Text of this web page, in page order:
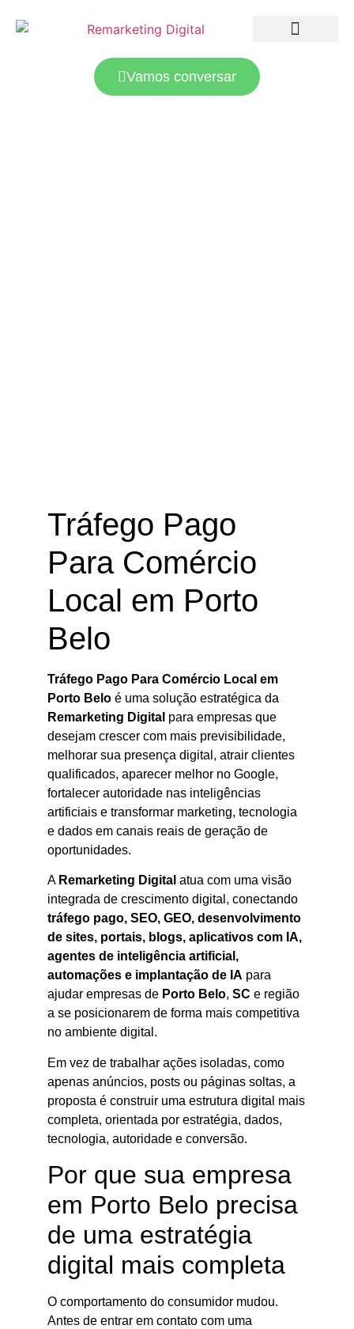
Vamos conversar
Tráfego Pago
Para Comércio
Local em Porto
Belo
Tráfego Pago Para Comércio Local em
Porto Belo é uma solução estratégica da
Remarketing Digital para empresas que
desejam crescer com mais previsibilidade,
melhorar sua presença digital, atrair clientes
qualificados, aparecer melhor no Google,
fortalecer autoridade nas inteligências
artificiais e transformar marketing, tecnologia
e dados em canais reais de geração de
oportunidades.
A Remarketing Digital atua com uma visão
integrada de crescimento digital, conectando
tráfego pago, SEO, GEO, desenvolvimento
de sites, portais, blogs, aplicativos com IA,
agentes de inteligência artificial,
automações e implantação de IA para
ajudar empresas de Porto Belo, SC e região
a se posicionarem de forma mais competitiva
no ambiente digital.
Em vez de trabalhar ações isoladas, como
apenas anúncios, posts ou páginas soltas, a
proposta é construir uma estrutura digital mais
completa, orientada por estratégia, dados,
tecnologia, autoridade e conversão.
Por que sua empresa
em Porto Belo precisa
de uma estratégia
digital mais completa
O comportamento do consumidor mudou.
Antes de entrar em contato com uma